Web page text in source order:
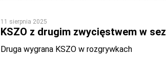
11 sierpnia 2025
KSZO z drugim zwycięstwem w
Druga wygrana KSZO w rozgrywkach